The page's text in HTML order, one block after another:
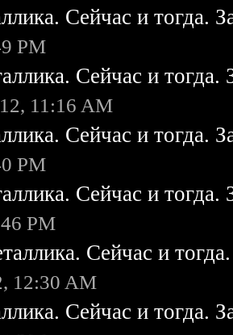
Сейчас и тогда.
PM
Сейчас и
11:16 AM
Сейчас и тогда.
PM
Сейчас и
PM
Сейчас и
12:30 AM
Сейчас и тогда.